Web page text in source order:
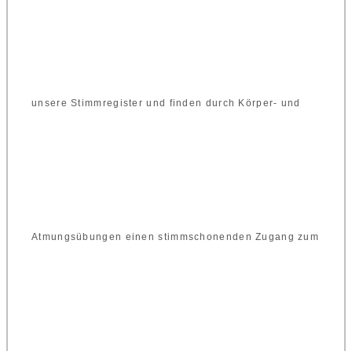
unsere Stimmregister und finden durch Körper- und
Atmungsübungen einen stimmschonenden Zugang zum